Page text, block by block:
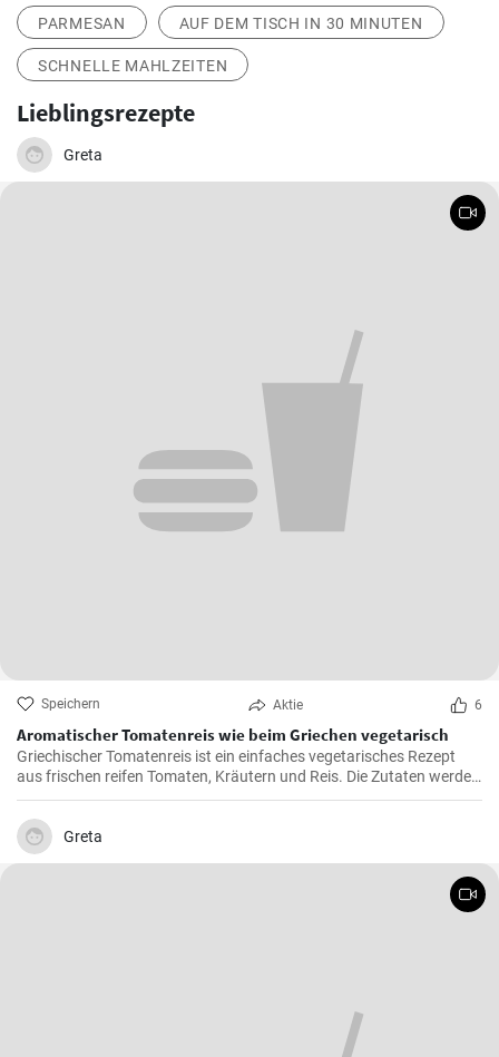
PARMESAN AUF DEM TISCH IN 30 MINUTEN
SCHNELLE MAHLZEITEN
Lieblingsrezepte
Greta
Speichern Aktie 6
Aromatischer Tomatenreis wie beim Griechen vegetarisch
Griechischer Tomatenreis ist ein einfaches vegetarisches Rezept
aus frischen reifen Tomaten, Kräutern und Reis. Die Zutaten werden
zusammen gekocht und als vegetarische Hauptspeise zu Brot oder
Fetakäse genossen. Schnell und einfach zubereitet.
Greta